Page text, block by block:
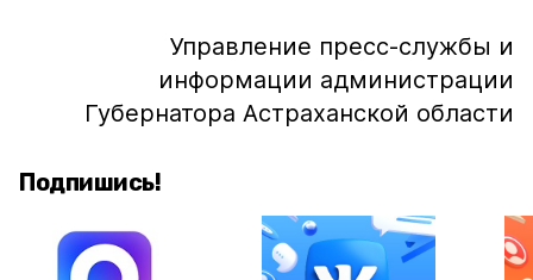
Управление пресс-службы и
информации администрации
Губернатора Астраханской области
Подпишись!